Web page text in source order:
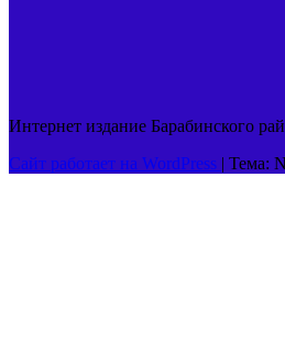
Интернет издание Барабинского
Сайт работает на WordPress | Тема: